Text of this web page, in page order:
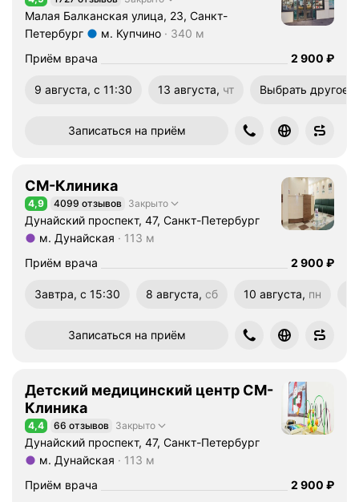
Рейтинг 4,9 из 5
Малая Балканская улица, 23, Санкт-
Петербург
м. Купчино
340 м
Приём врача
Цена
2900
2 900 ₽
9 августа, с 11:30 13 августа, чт
Выбрать другое
Записаться на приём
СМ-Клиника
Рейтинг 4,9 из 5
4,9 4099 отзывов Закрыто
Дунайский проспект, 47, Санкт-Петербург
м. Дунайская
113 м
Приём врача
Цена
2900
2 900 ₽
Завтра, с 15:30 8 августа, сб
10 августа, пн
Записаться на приём
Детский медицинский центр СМ-
Клиника
Рейтинг 4,4 из 5
4,4 66 отзывов Закрыто
Дунайский проспект, 47, Санкт-Петербург
м. Дунайская
113 м
Приём врача
Цена
2900
2 900 ₽